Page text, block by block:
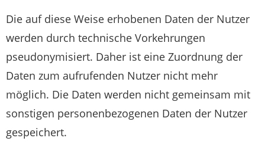
Die auf diese Weise erhobenen Daten der Nutzer
werden durch technische Vorkehrungen
pseudonymisiert. Daher ist eine Zuordnung der
Daten zum aufrufenden Nutzer nicht mehr
möglich. Die Daten werden nicht gemeinsam mit
sonstigen personenbezogenen Daten der Nutzer
gespeichert.